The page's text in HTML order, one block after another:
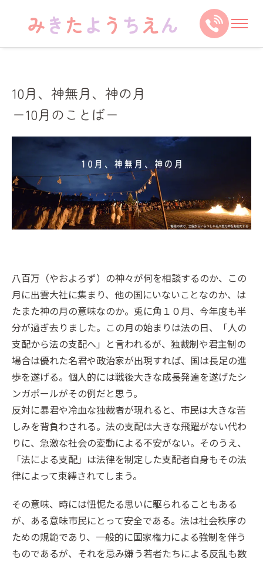
10月、神無月、神の月
ー10月のことばー
八百万（やおよろず）の神々が何を相談するのか、この
月に出雲大社に集まり、他の国にいないことなのか、は
たまた神の月の意味なのか。兎に角１０月、今年度も半
分が過ぎ去りました。この月の始まりは法の日、「人の
支配から法の支配へ」と言われるが、独裁制や君主制の
場合は優れた名君や政治家が出現すれば、国は長足の進
歩を遂げる。個人的には戦後大きな成長発達を遂げたシ
ンガポールがその例だと思う。
反対に暴君や冷血な独裁者が現れると、市民は大きな苦
しみを背負わされる。法の支配は大きな飛躍がない代わ
りに、急激な社会の変動による不安がない。そのうえ、
「法による支配」は法律を制定した支配者自身もその法
律によって束縛されてしまう。
その意味、時には忸怩たる思いに駆られることもある
が、ある意味市民にとって安全である。法は社会秩序の
ための規範であり、一般的に国家権力による強制を伴う
ものであるが、それを忌み嫌う若者たちによる反乱も数